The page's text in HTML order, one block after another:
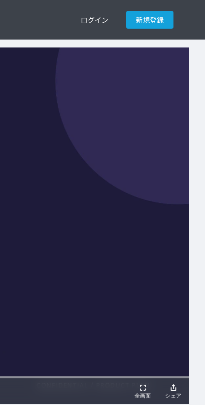
ログイン 新規登録